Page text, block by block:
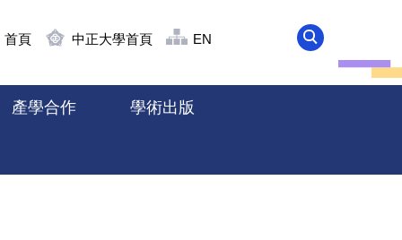
產學合作 學術出版
首頁 中正大學首頁 EN